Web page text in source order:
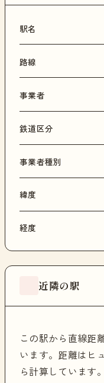
駅名
路線
事業者
鉄道区分
事業者種別
緯度
経度
近隣の駅
この駅から直線距
います。距離はヒ
ら計算しています。